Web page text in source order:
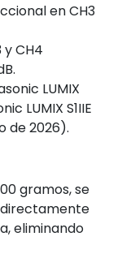
en CH3
y CH4
LUMIX
LUMIX S1IIE
de 2026).
gramos, se
eliminando